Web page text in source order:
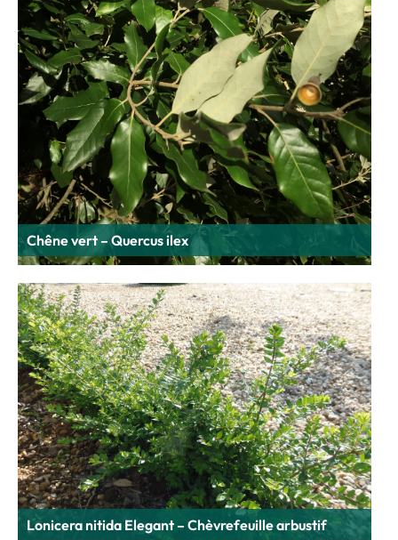
Chêne vert – Quercus ilex
Lonicera nitida Elegant – Chèvrefeuille arbustif